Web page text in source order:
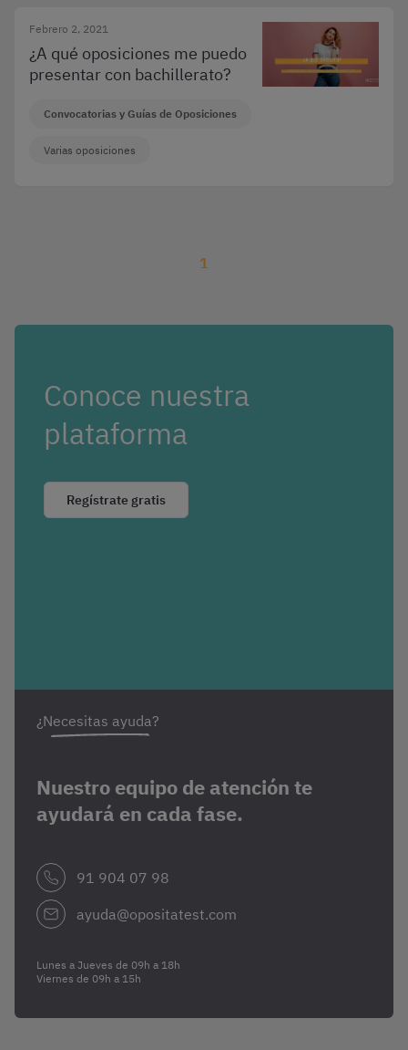
Febrero 2, 2021
¿A qué oposiciones me puedo
presentar con bachillerato?
Convocatorias y Guías de Oposiciones
Varias oposiciones
1
Conoce nuestra
plataforma
Regístrate gratis
¿Necesitas ayuda?
Nuestro equipo de atención te
ayudará en cada fase.
91 904 07 98
ayuda@opositatest.com
Lunes a Jueves de 09h a 18h
Viernes de 09h a 15h